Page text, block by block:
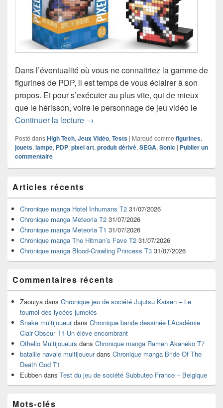
Dans l’éventualité où vous ne connaitriez la gamme de
figurines de PDP, il est temps de vous éclairer à son
propos. Et pour s’exécuter au plus vite, qui de mieux
que le hérisson, voire le personnage de jeu vidéo le
Continuer la lecture Chronique jouet Pixel Pals – Sonic
→
Posté dansHigh Tech, Jeux Vidéo, Tests | Marqué comme figurines,
jouets, lampe, PDP, pixel art, produit dérivé, SEGA, Sonic | Publier un
commentaire
principale
de
widget
pour
barre
latérale
Articles récents
Chronique manga Hotel Inhumans T2 31/07/2026
Chronique manga Meteoria T2 31/07/2026
Chronique manga Meteoria T1 31/07/2026
Chronique manga The Hitman’s Fave T2 31/07/2026
Chronique manga Blood-Crawling Princess T3 31/07/2026
Commentaires récents
Zaouiya dans Chronique jeu de société Jujutsu Kaisen – Le
tournoi des lycées jumelés
Snake multijoueurdans Chronique bande dessinée L’Académie
Clair-Obscur T1 Un élève encombrant
Othello Multijoueurs dans Chronique manga Ramen Akaneko T7
bataille navale multijoueurdans Chronique manga Bride Of The
Death God T1
Eubben dans Test du jeu de société Subbuteo France – Belgique
Mots-clés